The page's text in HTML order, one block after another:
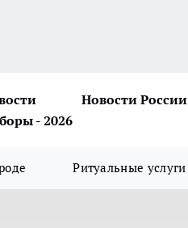
Новости России
- 2026
Ритуальные услуги